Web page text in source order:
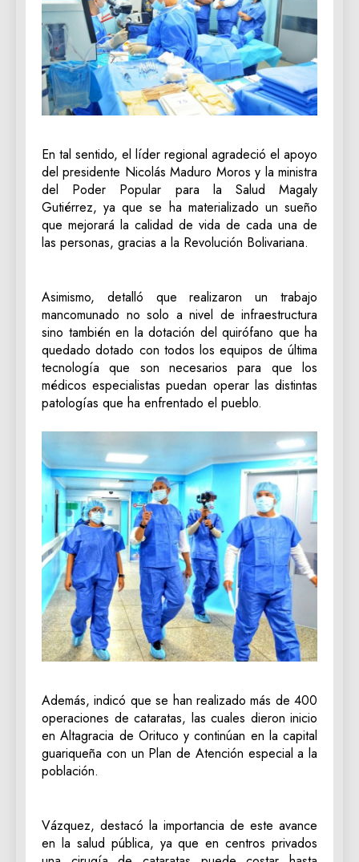
En tal sentido, el líder regional agradeció el apoyo
del presidente Nicolás Maduro Moros y la ministra
del Poder Popular para la Salud Magaly
Gutiérrez, ya que se ha materializado un sueño
que mejorará la calidad de vida de cada una de
las personas, gracias a la Revolución Bolivariana.
Asimismo, detalló que realizaron un trabajo
mancomunado no solo a nivel de infraestructura
sino también en la dotación del quirófano que ha
quedado dotado con todos los equipos de última
tecnología que son necesarios para que los
médicos especialistas puedan operar las distintas
patologías que ha enfrentado el pueblo.
Además, indicó que se han realizado más de 400
operaciones de cataratas, las cuales dieron inicio
en Altagracia de Orituco y continúan en la capital
guariqueña con un Plan de Atención especial a la
población.
Vázquez, destacó la importancia de este avance
en la salud pública, ya que en centros privados